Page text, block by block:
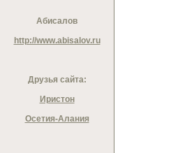
Абисалов
http://www.abisalov.ru
Друзья сайта:
Иристон
Осетия-Алания